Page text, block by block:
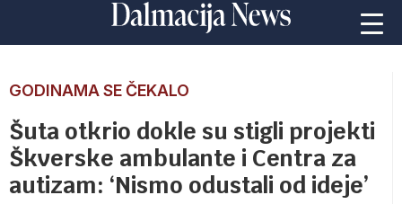
GODINAMA SE ČEKALO
Šuta otkrio dokle su stigli projekti
Škverske ambulante i Centra za
autizam: ‘Nismo odustali od ideje’